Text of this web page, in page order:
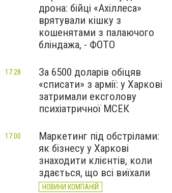
дрона: бійці «Ахіллеса»
врятували кішку з
кошенятами з палаючого
бліндажа, - ФОТО
За 6500 доларів обіцяв
«списати» з армії: у Харкові
затримали ексголову
психіатричної МСЕК
17:28
Маркетинг під обстрілами:
як бізнесу у Харкові
знаходити клієнтів, коли
здається, що всі виїхали
НОВИНИ КОМПАНІЙ
17:00